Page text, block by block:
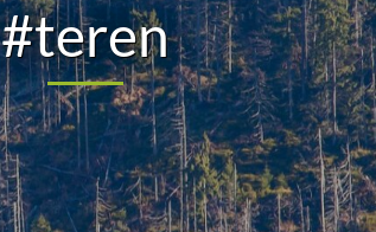
#teren